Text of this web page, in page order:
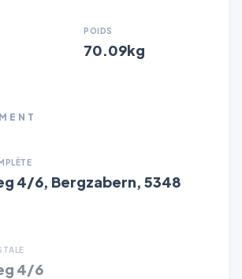
POIDS
70.09kg
4/6, Bergzabern, 5348
4/6